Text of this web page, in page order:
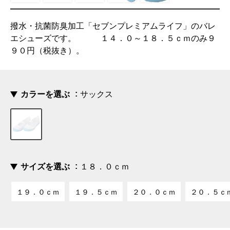
撥水・抗菌防臭加工「セブンプレミアムライフ」のバレ
エシューズです。 １４．０～１８．５ｃｍのみ９
９０円（税抜き）。
カラーを選ぶ サックス
サイズを選ぶ １８．０ｃｍ
１９．０ｃｍ １９．５ｃｍ ２０．０ｃｍ ２０．５ｃ